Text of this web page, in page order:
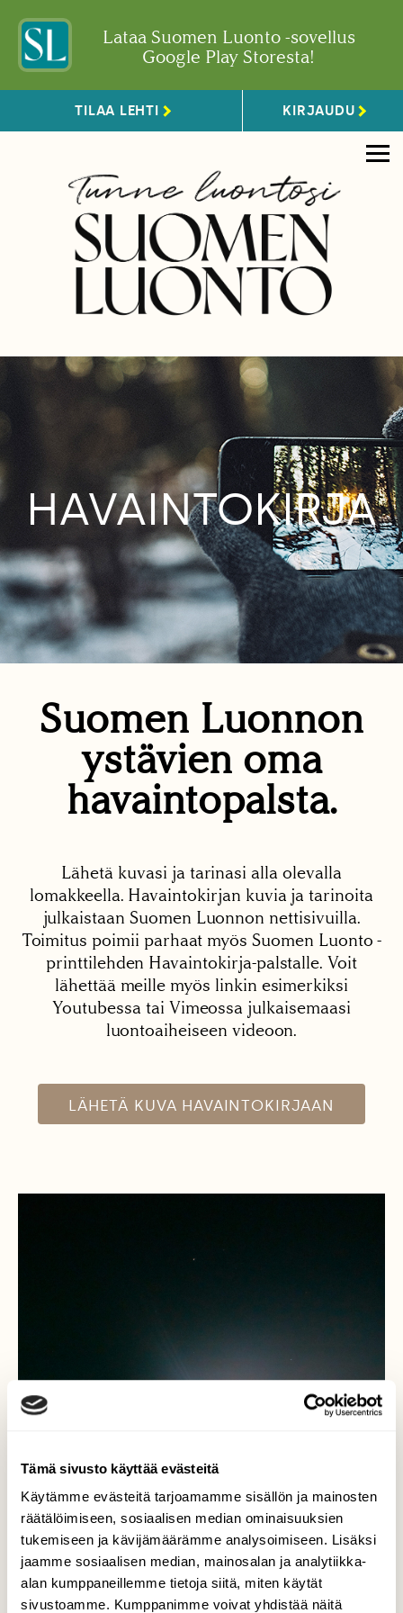
Tämä sivusto käyttää evästeitä
Käytämme evästeitä tarjoamamme sisällön ja mainosten
räätälöimiseen, sosiaalisen median ominaisuuksien
tukemiseen ja kävijämäärämme analysoimiseen. Lisäksi
jaamme sosiaalisen median, mainosalan ja analytiikka-
alan kumppaneillemme tietoja siitä, miten käytät
sivustoamme. Kumppanimme voivat yhdistää näitä
Lataa Suomen Luonto -sovellus
Google Play Storesta!
TILAA LEHTI KIRJAUDU
HAVAINTOKIRJA
Suomen Luonnon
ystävien oma
havaintopalsta.
Lähetä kuvasi ja tarinasi alla olevalla
lomakkeella. Havaintokirjan kuvia ja tarinoita
julkaistaan Suomen Luonnon nettisivuilla.
Toimitus poimii parhaat myös Suomen Luonto -
printtilehden Havaintokirja-palstalle. Voit
lähettää meille myös linkin esimerkiksi
Youtubessa tai Vimeossa julkaisemaasi
luontoaiheiseen videoon.
LÄHETÄ KUVA HAVAINTOKIRJAAN